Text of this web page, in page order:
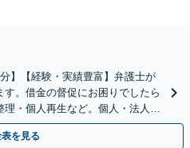
】【経験・実績豊富】弁護士が
。借金の督促にお困りでしたら
・個人再生など。個人・法人対
を見る